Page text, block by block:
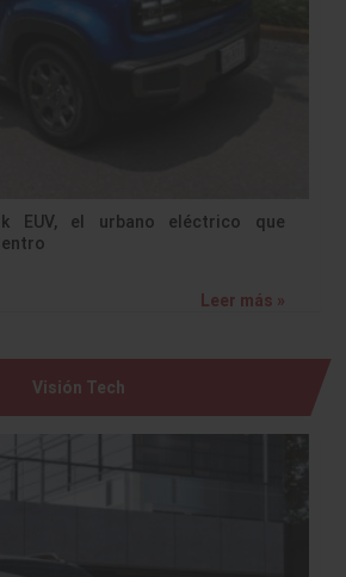
EUV, el urbano eléctrico que
Leer más »
Visión Tech